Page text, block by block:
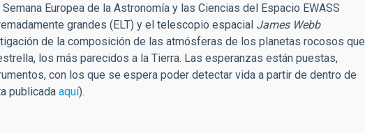
Europea de la Astronomía y las Ciencias del Espacio EWASS
grandes (ELT) y el telescopio espacial James Webb
de la composición de las atmósferas de los planetas rocosos que
los más parecidos a la Tierra. Las esperanzas están puestas,
con los que se espera poder detectar vida a partir de dentro de
publicada aquí).